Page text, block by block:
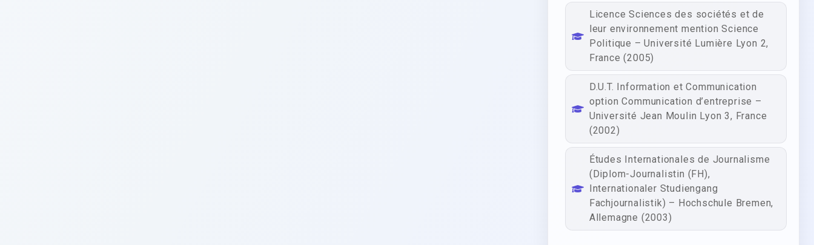
Licence Sciences des sociétés et de
leur environnement mention Science
Politique – Université Lumière Lyon 2,
France (2005)
D.U.T. Information et Communication
option Communication d’entreprise –
Université Jean Moulin Lyon 3, France
(2002)
Études Internationales de Journalisme
(Diplom-Journalistin (FH),
Internationaler Studiengang
Fachjournalistik) – Hochschule Bremen,
Allemagne (2003)